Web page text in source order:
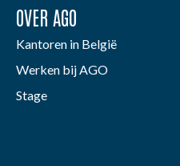
OVER AGO
Kantoren in België
Werken bij AGO
Stage